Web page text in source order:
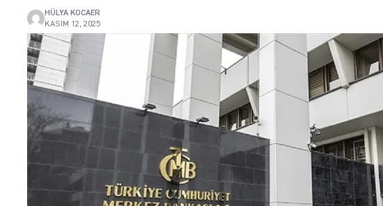
HÜLYA KOCAER
KASIM 12, 2025